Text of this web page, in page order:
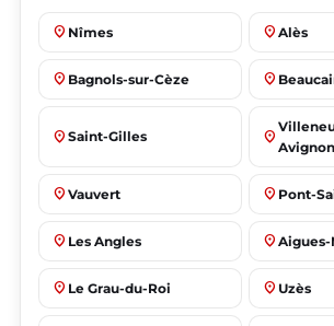
place Nîmes place Alès
place Bagnols-sur-Cèze place
place Saint-Gilles place
Avignon
place Vauvert place Pont-
place Les Angles place Aigues-
place Le Grau-du-Roi place Uzès